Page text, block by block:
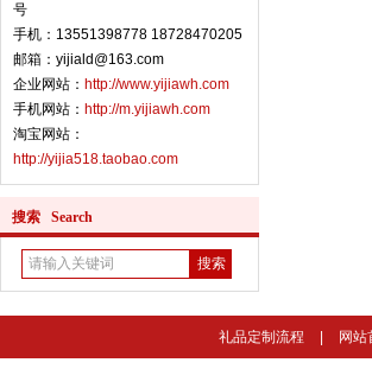
号
手机：13551398778 18728470205
邮箱：yijiald@163.com
企业网站： http://www.yijiawh.com
手机网站： http://m.yijiawh.com
淘宝网站：
http://yijia518.taobao.com
搜索 Search
礼品定制流程 网站